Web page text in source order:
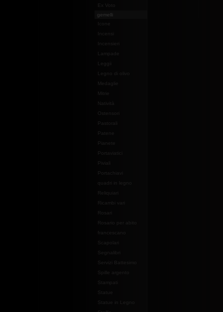
Ex Voto
gemelli
Leggii
Legno di olivo
Medaglie
Mitrie
Natività
Ostensori
Pastorali
Patene
Pianete
Portaviatici
Piviali
Portachiavi
quadri in legno
Reliquiari
Ricambi vari
Rosari
Rosario per abito
francescano
Scapolari
Segnalibri
Servizi Battesimo
Spille argento
Stampati
Statue
Statue in Legno